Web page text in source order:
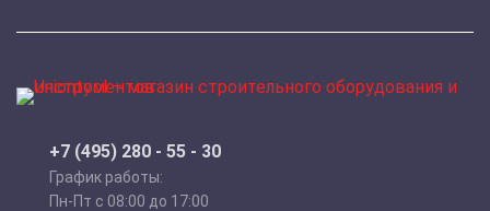
+7 (495) 280 - 55 - 30
График работы:
Пн-Пт с 08:00 до 17:00